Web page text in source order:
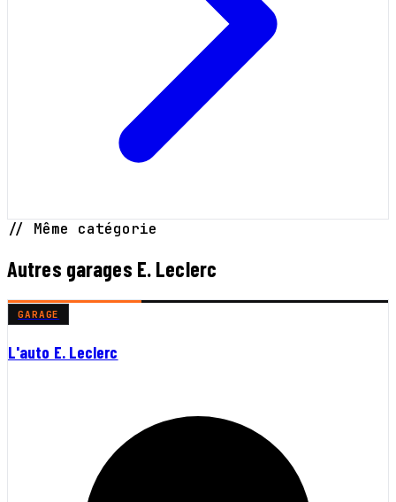
// Même catégorie
Autres garages E. Leclerc
GARAGE
L'auto E. Leclerc